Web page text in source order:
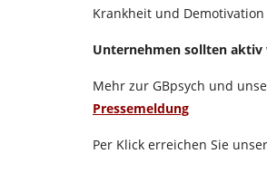
Krankheit und
Unternehmen sollten aktiv
Mehr zur GBpsych und
Pressemeldung
Per Klick erreichen Sie